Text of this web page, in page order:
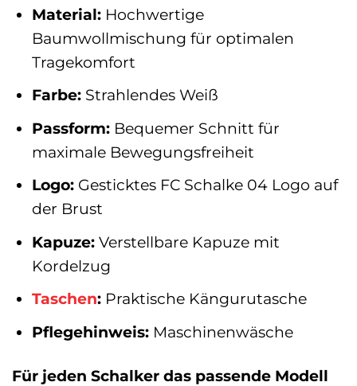
Material:Hochwertige
Baumwollmischung für optimalen
Tragekomfort
Farbe:Strahlendes Weiß
Passform:Bequemer Schnitt für
maximale Bewegungsfreiheit
Logo:Gesticktes FC Schalke 04 Logo auf
der Brust
Kapuze:Verstellbare Kapuze mit
Kordelzug
Taschen:Praktische Kängurutasche
Pflegehinweis:Maschinenwäsche
Für jeden Schalker das passende Modell